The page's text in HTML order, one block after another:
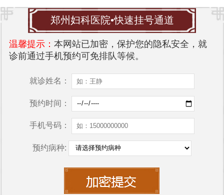
郑州妇科医院•快速挂号通道
温馨提示： 本网站已加密，保护您的隐私安全，就
诊前通过手机预约可免排队等候。
就诊姓名：
预约时间：
手机号码：
预约病种: